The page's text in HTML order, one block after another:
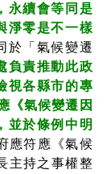
永續會等同是
淨零是不一樣
於「氣候變遷
負責推動此政
視各縣市的專
《氣候變遷因
並於條例中明
應符應《氣候
主持之事權整